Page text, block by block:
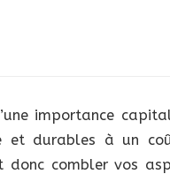
importance
et durables à un
combler vos